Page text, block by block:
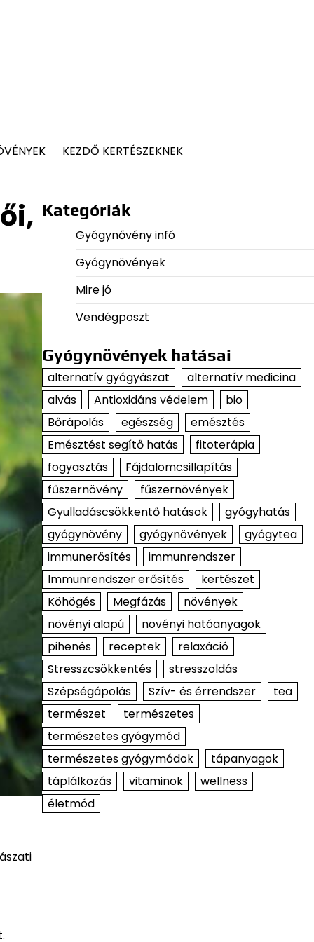
KEZDŐ KERTÉSZEKNEK
Kategóriák
Gyógynővény infó
Gyógynövények
Mire jó
Vendégposzt
Gyógynövények hatásai
alternatív gyógyászat
alternatív medicina
alvás
Antioxidáns védelem
bio
Bőrápolás
egészség
emésztés
Emésztést segítő hatás
fitoterápia
fogyasztás
Fájdalomcsillapítás
fűszernövény
fűszernövények
Gyulladáscsökkentő hatások
gyógyhatás
gyógynövény
gyógynövények
gyógytea
immunerősítés
immunrendszer
Immunrendszer erősítés
kertészet
Köhögés
Megfázás
növények
növényi alapú
növényi hatóanyagok
pihenés
receptek
relaxáció
Stresszcsökkentés
stresszoldás
Szépségápolás
Szív- és érrendszer
tea
természet
természetes
természetes gyógymód
természetes gyógymódok
tápanyagok
táplálkozás
vitaminok
wellness
életmód